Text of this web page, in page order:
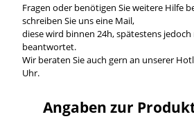
Fragen oder benötigen Sie weitere Hilfe
schreiben Sie uns eine Mail,
diese wird binnen 24h, spätestens jedoch
beantwortet.
Wir beraten Sie auch gern an unserer
Uhr.
Angaben zur